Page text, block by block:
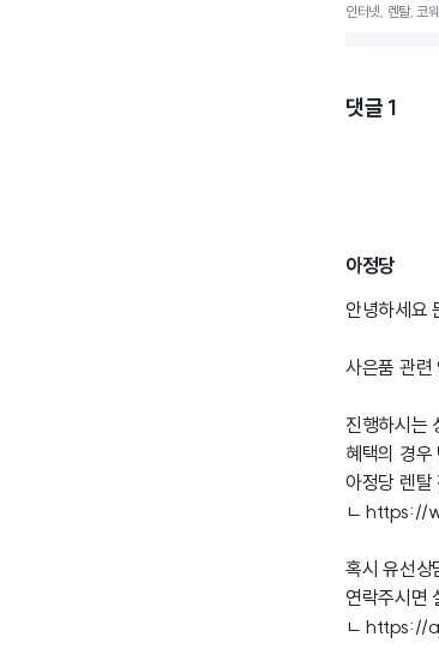
인터넷, 렌탈, 코
댓글 1
아정당
안녕하세요
사은품 관련
진행하시는
혜택의 경우
아정당 렌탈
ㄴhttps://
혹시 유선상
연락주시면
ㄴhttps://